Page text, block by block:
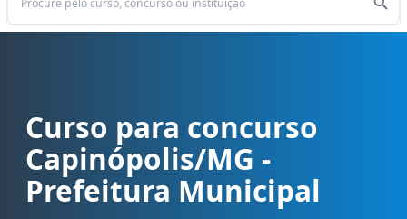
Curso para concurso Capinópolis/MG - Prefeitura Municipal cargo
Curso para concurso
Capinópolis/MG -
Prefeitura Municipal